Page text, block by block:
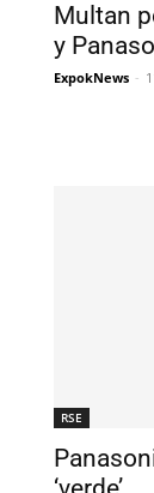
Multan
y
ExpokNews -
RSE